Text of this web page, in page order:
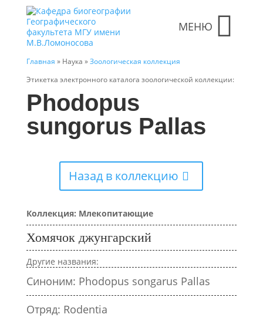
МЕНЮ
Главная » Наука »Зоологическая коллекция
Этикетка электронного каталога зоологической коллекции:
Phodopus
sungorus Pallas
Назад в коллекцию
Коллекция: Млекопитающие
Хомячок джунгарский
Другие названия:
Синоним: Phodopus songarus Pallas
Отряд: Rodentia